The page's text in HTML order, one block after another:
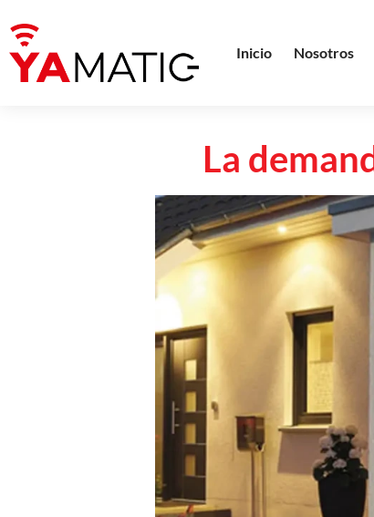
Inicio Nosotros
La